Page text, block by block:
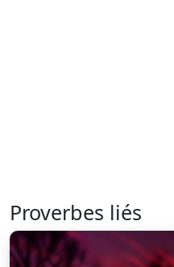
Proverbes liés